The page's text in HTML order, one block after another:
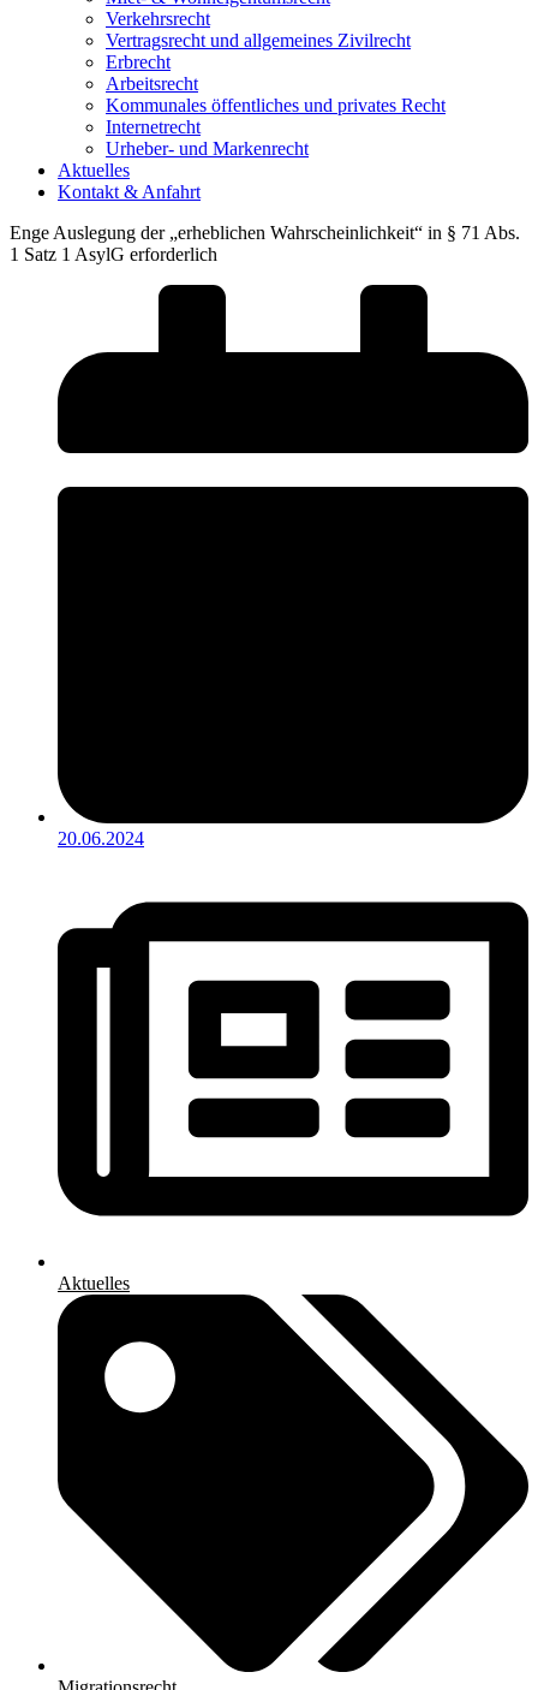
Verkehrsrecht
Vertragsrecht und allgemeines Zivilrecht
Erbrecht
Arbeitsrecht
Kommunales öffentliches und privates Recht
Internetrecht
Urheber- und Markenrecht
Aktuelles
Kontakt & Anfahrt
Enge Auslegung der „erheblichen Wahrscheinlichkeit“ in § 71 Abs.
1 Satz 1 AsylG erforderlich
20.06.2024
Aktuelles